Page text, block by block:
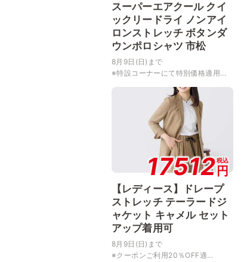
スーパーエアクール クイ
ックリードライ ノンアイ
ロンストレッチ ボタンダ
ウンポロシャツ 市松
8月9日(日)まで
※特設コーナーにて特別価格適用...
17512税込
円
【レディース】ドレープ
ストレッチ テーラードジ
ャケット キャメル セット
アップ着用可
8月9日(日)まで
※クーポンご利用20％OFF適...